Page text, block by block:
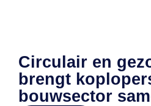
Circulair en
brengt
bouwsector